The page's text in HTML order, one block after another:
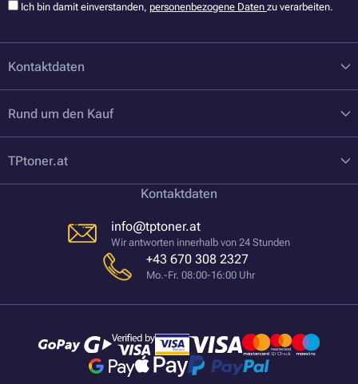
Ich bin damit einverstanden, personenbezogene Daten zu verarbeiten.
Kontaktdaten
Rund um den Kauf
TPtoner.at
Kontaktdaten
info@tptoner.at
Wir antworten innerhalb von 24 Stunden
+43 670 308 2327
Mo.-Fr. 08:00-16:00 Uhr